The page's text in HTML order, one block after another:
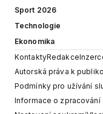
Sport 2026
Technologie
Ekonomika
KontaktyRedakce
Autorská práva k
Podmínky pro užívání
Informace o zpracování